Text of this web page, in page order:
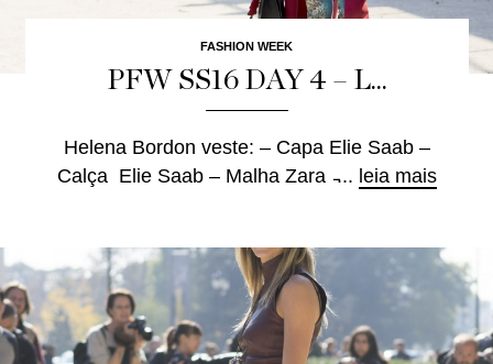
FASHION WEEK
PFW SS16 DAY 4 – L...
Helena Bordon veste: – Capa Elie Saab –
Calça Elie Saab – Malha Zara ̵... leia mais